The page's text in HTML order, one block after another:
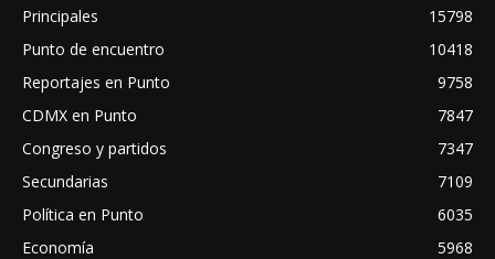
Principales
15798
Punto de encuentro
10418
Reportajes en Punto
9758
CDMX en Punto
7847
Congreso y partidos
7347
Secundarias
7109
Política en Punto
6035
Economía
5968